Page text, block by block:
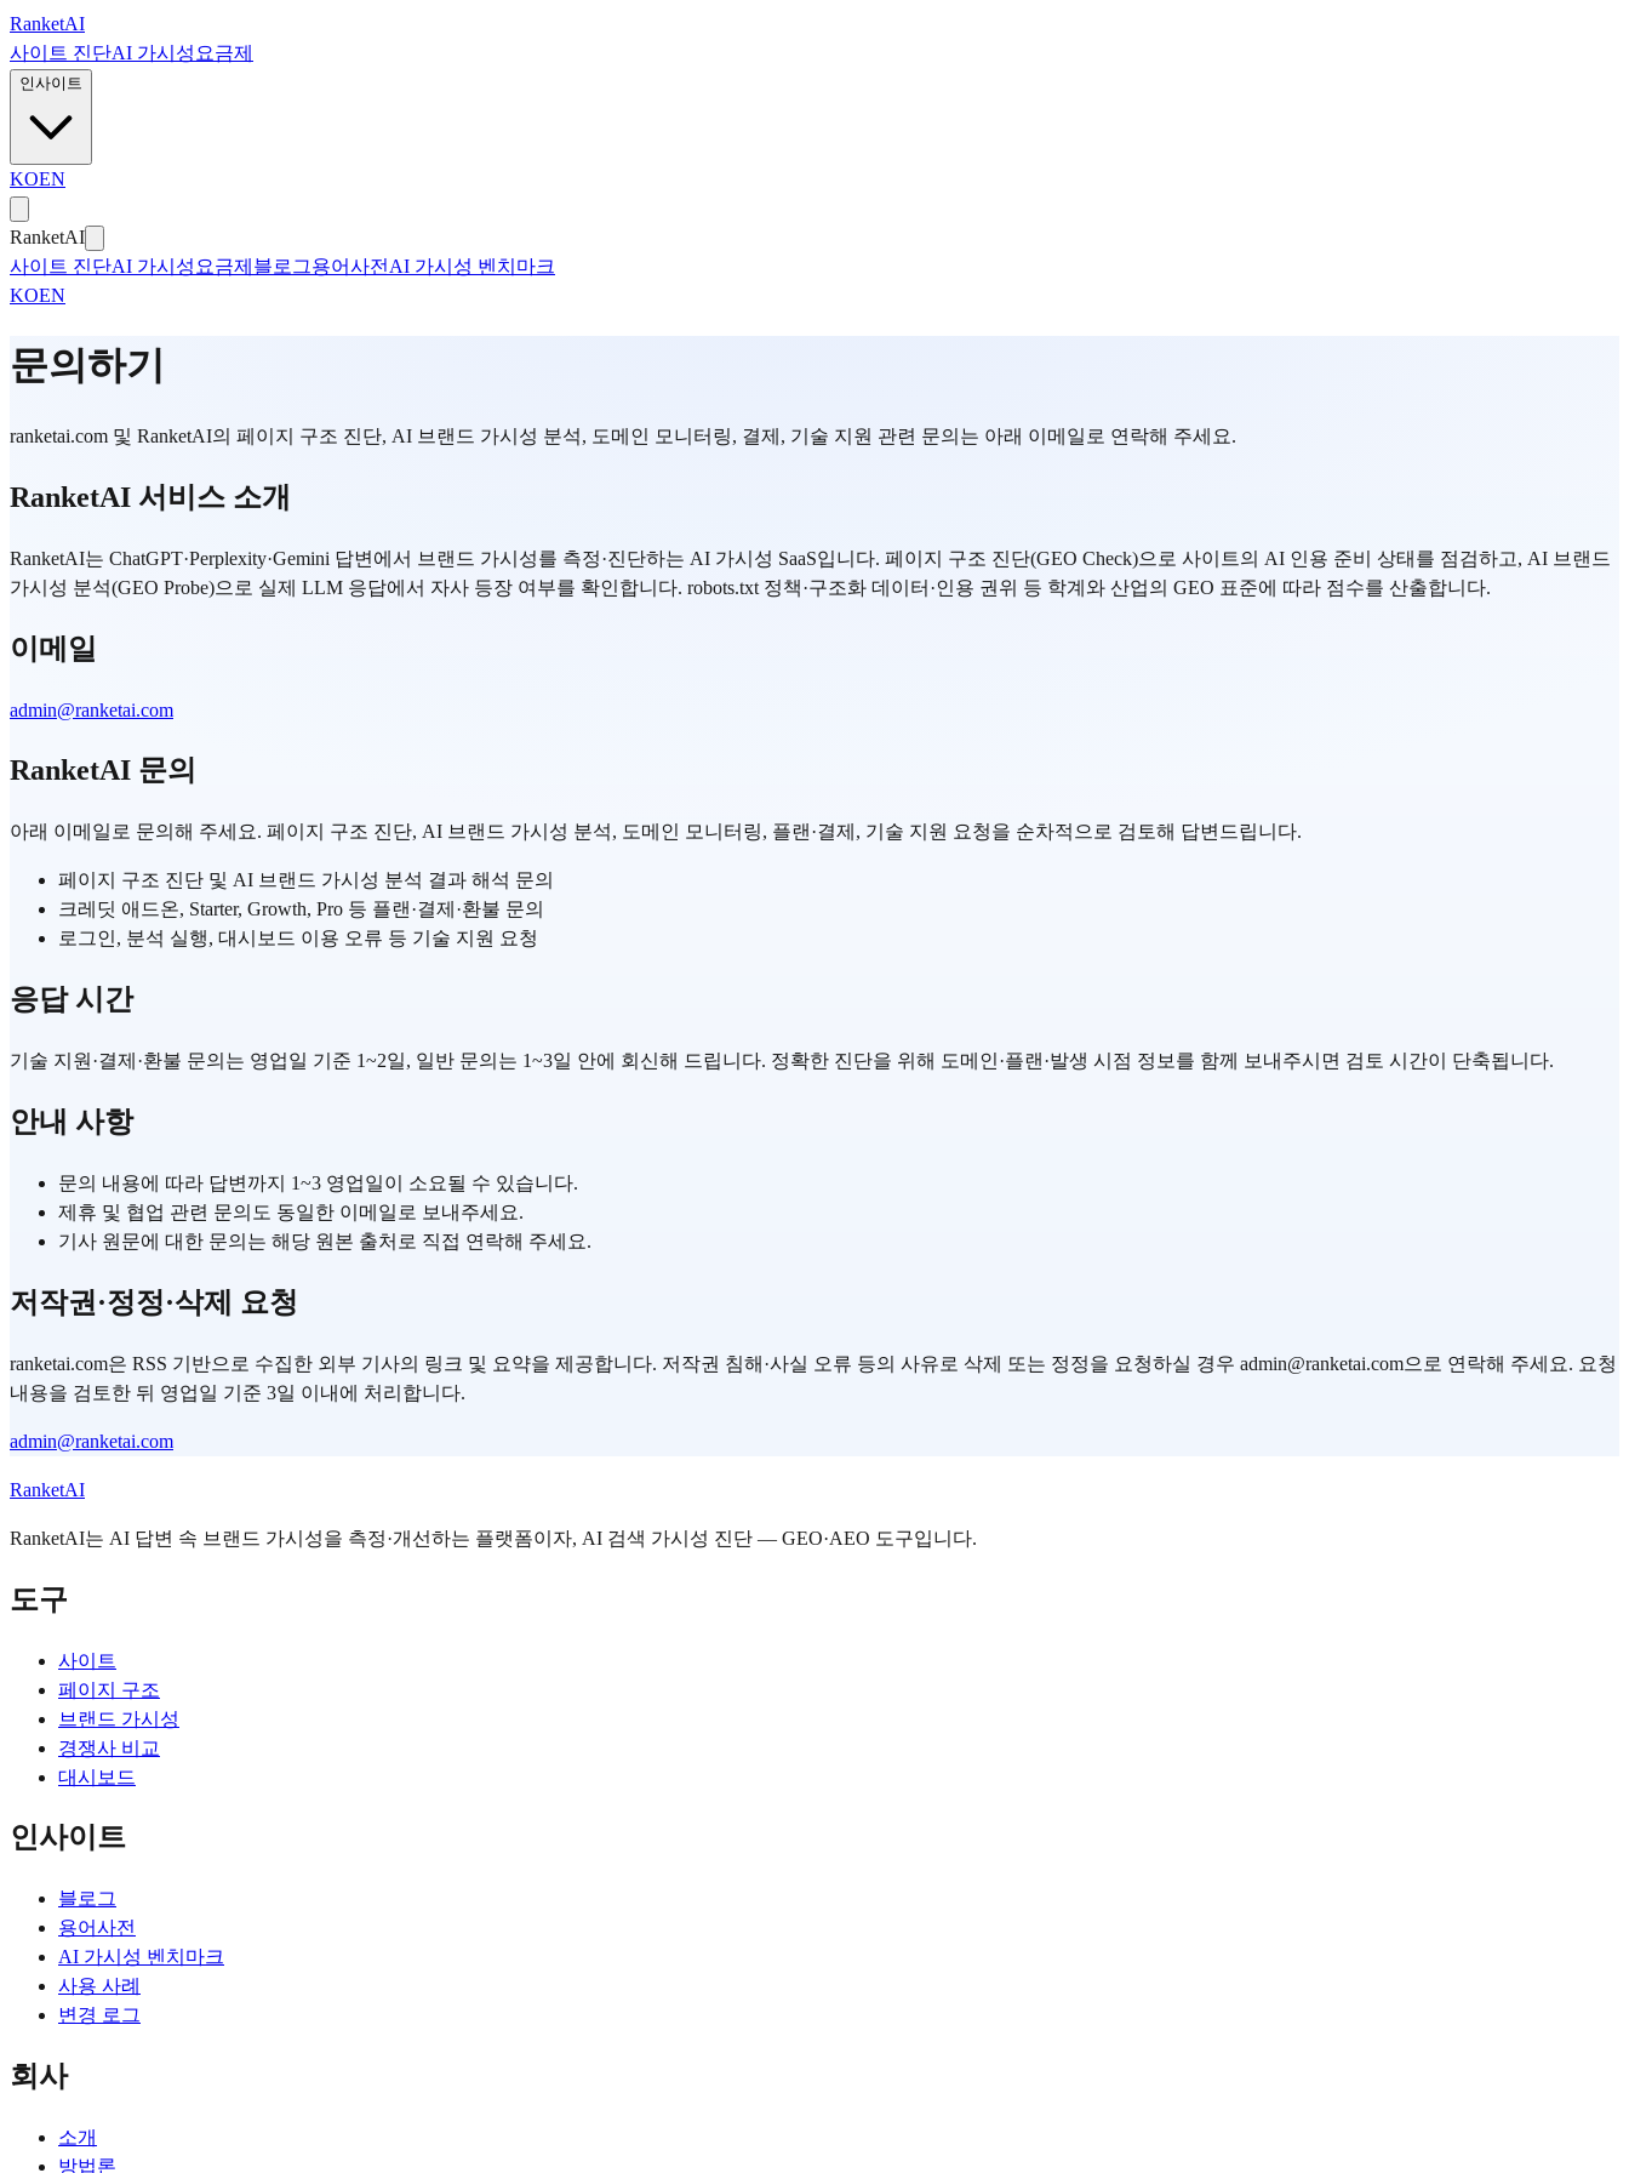
본문으로 건너뛰기
RanketAI
사이트 진단AI 가시성 요금제
인사이트
KOEN
RanketAI
사이트 진단AI 가시성 요금제 블로그용어사전 AI 가시성 벤치마크
KOEN
문의하기
ranketai.com 및 RanketAI의 페이지 구조 진단, AI 브랜드 가시성 분석, 도메인 모니터링, 결제, 기술 지원 관련 문의는 아래 이메일로 연락해 주세요.
RanketAI 서비스 소개
RanketAI는 ChatGPT·Perplexity·Gemini 답변에서 브랜드 가시성를 측정·진단하는 AI 가시성 SaaS입니다. 페이지 구조 진단(GEO Check)으로 사이트의 AI 인용 준비 상태를 점검하고, AI 브랜드
가시성 분석(GEO Probe)으로 실제 LLM 응답에서 자사 등장 여부를 확인합니다. robots.txt 정책·구조화 데이터·인용 권위 등 학계와 산업의 GEO 표준에 따라 점수를 산출합니다.
이메일
admin@ranketai.com
RanketAI 문의
아래 이메일로 문의해 주세요. 페이지 구조 진단, AI 브랜드 가시성 분석, 도메인 모니터링, 플랜·결제, 기술 지원 요청을 순차적으로 검토해 답변드립니다.
페이지 구조 진단 및 AI 브랜드 가시성 분석 결과 해석 문의
크레딧 애드온, Starter, Growth, Pro 등 플랜·결제·환불 문의
로그인, 분석 실행, 대시보드 이용 오류 등 기술 지원 요청
응답 시간
기술 지원·결제·환불 문의는 영업일 기준 1~2일, 일반 문의는 1~3일 안에 회신해 드립니다. 정확한 진단을 위해 도메인·플랜·발생 시점 정보를 함께 보내주시면 검토 시간이 단축됩니다.
안내 사항
문의 내용에 따라 답변까지 1~3 영업일이 소요될 수 있습니다.
제휴 및 협업 관련 문의도 동일한 이메일로 보내주세요.
기사 원문에 대한 문의는 해당 원본 출처로 직접 연락해 주세요.
저작권·정정·삭제 요청
ranketai.com은 RSS 기반으로 수집한 외부 기사의 링크 및 요약을 제공합니다. 저작권 침해·사실 오류 등의 사유로 삭제 또는 정정을 요청하실 경우 admin@ranketai.com으로 연락해 주세요. 요청
내용을 검토한 뒤 영업일 기준 3일 이내에 처리합니다.
admin@ranketai.com
RanketAI
RanketAI는 AI 답변 속 브랜드 가시성을 측정·개선하는 플랫폼이자, AI 검색 가시성 진단 — GEO·AEO 도구입니다.
도구
사이트
페이지 구조
브랜드 가시성
경쟁사 비교
대시보드
인사이트
블로그
용어사전
AI 가시성 벤치마크
사용 사례
변경 로그
회사
소개
방법론